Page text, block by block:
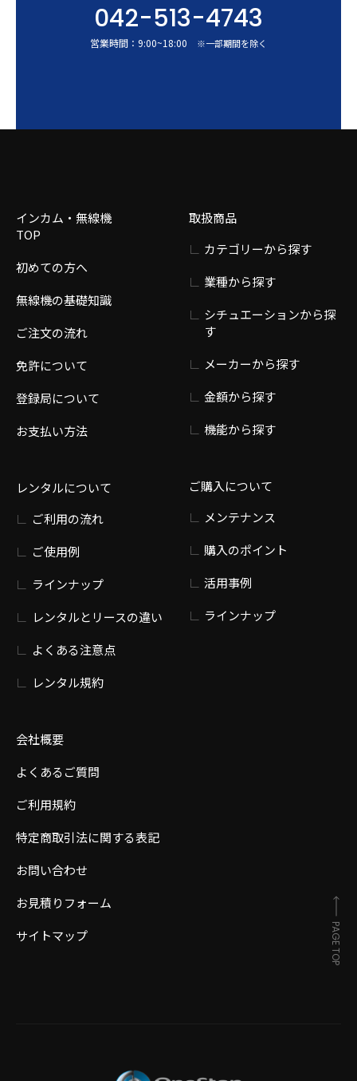
042-513-4743
営業時間： 9:00~18:00 ※一部期間を除く
インカム・無線機
TOP
初めての方へ
無線機の基礎知識
ご注文の流れ
免許について
登録局について
お支払い方法
レンタルについて
ご利用の流れ
ご使用例
ラインナップ
レンタルとリースの違い
よくある注意点
レンタル規約
会社概要
よくあるご質問
ご利用規約
特定商取引法に関する表記
お問い合わせ
お見積りフォーム
サイトマップ
取扱商品
カテゴリーから探す
業種から探す
シチュエーションから探
す
メーカーから探す
金額から探す
機能から探す
ご購入について
メンテナンス
購入のポイント
活用事例
ラインナップ
PAGE TOP